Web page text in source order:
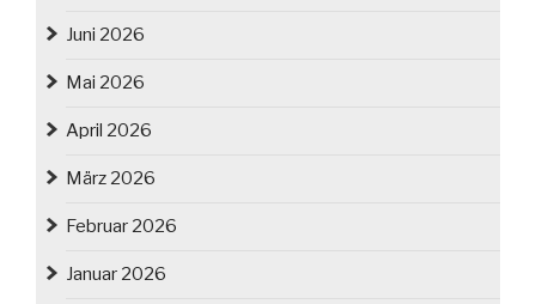
Juni 2026
Mai 2026
April 2026
März 2026
Februar 2026
Januar 2026